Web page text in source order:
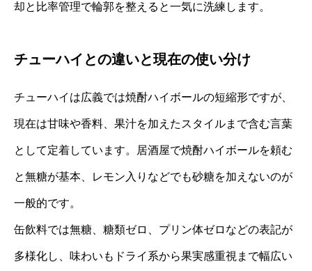
却と比率管理で輪郭を整えると一気に洗練します。
チューハイとの違いと現在の使い分け
チューハイは広義では焼酎ハイボールの短縮形ですが、
現在は甘味や香料、果汁を加えたスタイルまで含む言葉
として定着しています。居酒屋で焼酎ハイボールを頼む
と無糖が基本、レモン入りなどでも砂糖を加えないのが
一般的です。
缶飲料では無糖、糖類ゼロ、プリン体ゼロなどの表記が
多様化し、味わいもドライ系から果実感重視まで幅広い